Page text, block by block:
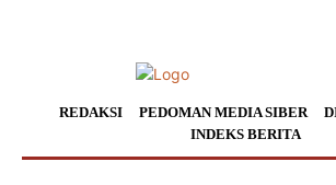
REDAKSI PEDOMAN MEDIA SIBER
INDEKS BERITA